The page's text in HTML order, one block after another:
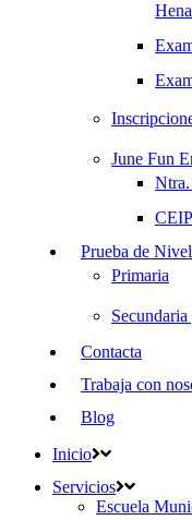
June Fun
Ntra.
Prueba de
Primaria
Contacta
Trabaja con
Blog
Inicio
Servicios
Escuela